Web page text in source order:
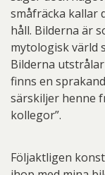
småfräcka kallar
håll. Bilderna är
mytologisk värld
Bilderna
finns en
särskiljer henne
kollegor”.
Följaktligen